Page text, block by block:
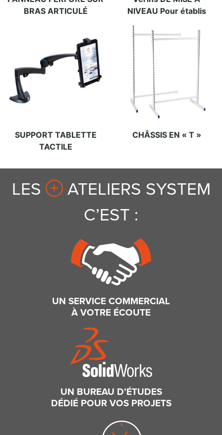
BRAS ARTICULÉ
NIVEAU Pour établis
SUPPORT TABLETTE
TACTILE
CHÂSSIS EN « T »
LES
ATELIERS SYSTEM
C’EST :
UN SERVICE COMMERCIAL
À VOTRE ÉCOUTE
UN BUREAU D’ÉTUDES
DÉDIÉ POUR VOS PROJETS